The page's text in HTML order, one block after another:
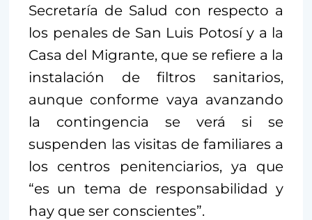
Secretaría de Salud con respecto a
los penales de San Luis Potosí y a la
Casa del Migrante, que se refiere a la
instalación de filtros sanitarios,
aunque conforme vaya avanzando
la contingencia se verá si se
suspenden las visitas de familiares a
los centros penitenciarios, ya que
“es un tema de responsabilidad y
hay que ser conscientes”.